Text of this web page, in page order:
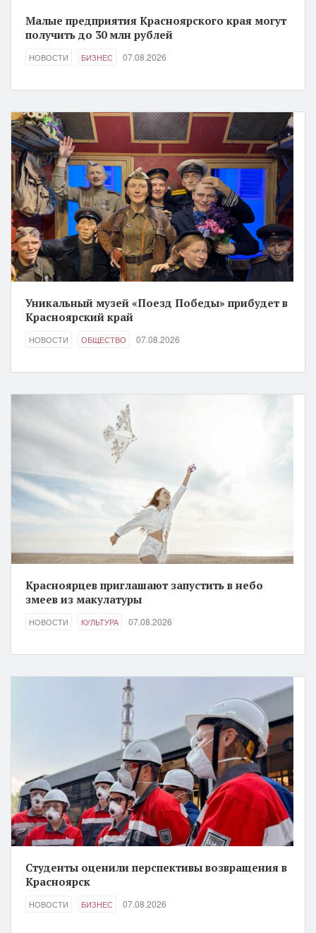
Малые предприятия Красноярского края могут
получить до 30 млн рублей
НОВОСТИ БИЗНЕС 07.08.2026
Уникальный музей «Поезд Победы» прибудет в
Красноярский край
НОВОСТИ ОБЩЕСТВО 07.08.2026
Красноярцев приглашают запустить в небо
змеев из макулатуры
НОВОСТИ КУЛЬТУРА 07.08.2026
Студенты оценили перспективы возвращения в
Красноярск
НОВОСТИ БИЗНЕС 07.08.2026